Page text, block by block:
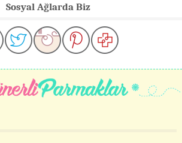
Sosyal Ağlarda Biz